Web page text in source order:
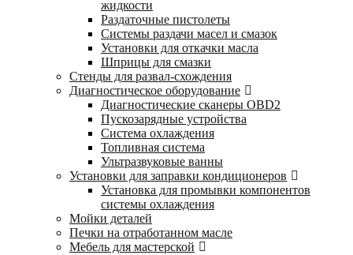
жидкости
Раздаточные пистолеты
Системы раздачи масел и смазок
Установки для откачки масла
Шприцы для смазки
Стенды для развал-схождения
Диагностическое оборудование
Диагностические сканеры OBD2
Пускозарядные устройства
Система охлаждения
Топливная система
Ультразвуковые ванны
Установки для заправки кондиционеров
Установка для промывки компонентов
системы охлаждения
Мойки деталей
Печки на отработанном масле
Мебель для мастерской